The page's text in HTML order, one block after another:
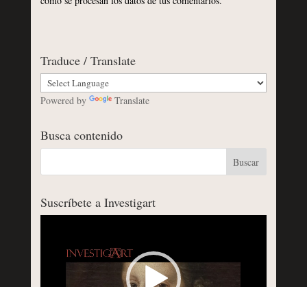
Traduce / Translate
Powered by Translate
Busca contenido
Suscríbete a Investigart